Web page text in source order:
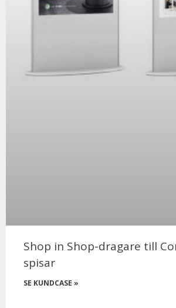
Shop in Shop-dragare till
spisar
SE KUNDCASE »